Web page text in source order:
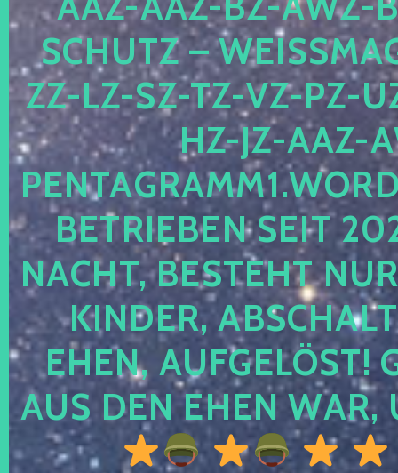
CHUTZ –
-LZ-SZ-TZ-VZ-PZ-UZ-
-JZ-AAZ-
TRIEBEN SEIT 2024
CHT, BESTEHT NUR
NDER,
EN, AUFGELÖST!
S DEN EHEN WAR,